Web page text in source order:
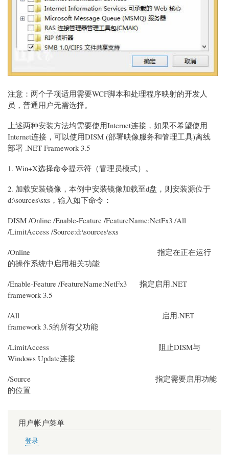
注意：两个子项适用需要WCF脚本和处理程序映射的开发人
员，普通用户无需选择。
上述两种安装方法均需要使用Internet连接，如果不希望使用
Internet连接，可以使用DISM (部署映像服务和管理工具)离线
部署 .NET Framework 3.5
1. Win+X选择命令提示符（管理员模式）。
2. 加载安装镜像，本例中安装镜像加载至d盘，则安装源位于
d:\sources\sxs，输入如下命令：
DISM /Online /Enable-Feature /FeatureName:NetFx3 /All
/LimitAccess /Source:d:\sources\sxs
/Online 指定在正在运行
的操作系统中启用相关功能
/Enable-Feature /FeatureName:NetFx3 指定启用.NET
framework 3.5
/All 启用.NET
framework 3.5的所有父功能
/LimitAccess 阻止DISM与
Windows Update连接
/Source 指定需要启用功能
的位置
用户帐户菜单
登录